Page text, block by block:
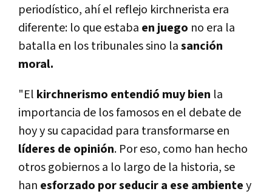
periodístico, ahí el reflejo kirchnerista era
diferente: lo que estaba en juego no era la
batalla en los tribunales sino lasanción
moral.
"El kirchnerismo entendió muy bien la
importancia de los famosos en el debate de
hoy y su capacidad para transformarse en
líderes de opinión. Por eso, como han hecho
otros gobiernos a lo largo de la historia, se
han esforzado por seducir a ese ambientey